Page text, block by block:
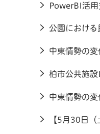
PowerBI活用
公園におけ
中東情勢の
柏市公共施
中東情勢の
【5月30日